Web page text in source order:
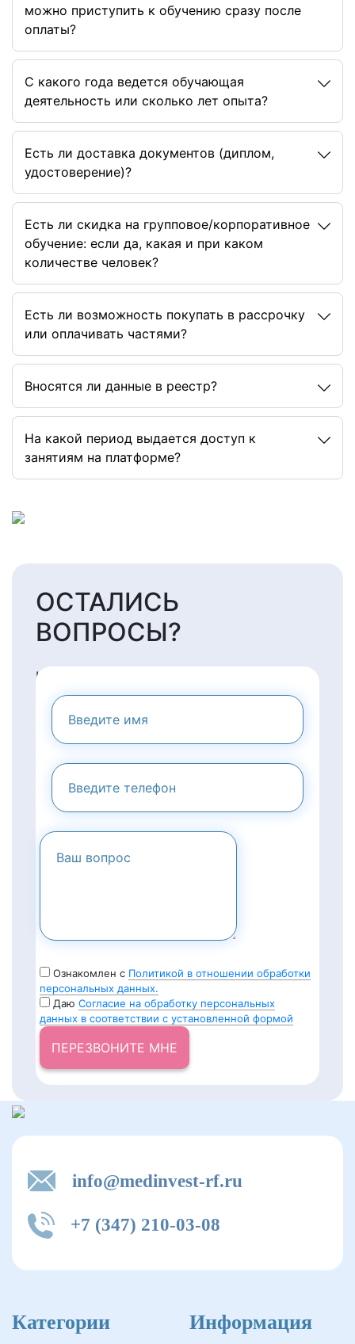
можно приступить к обучению сразу после
оплаты?
C какого года ведется обучающая
деятельность или сколько лет опыта?
Есть ли доставка документов (диплом,
удостоверение)?
Есть ли скидка на групповое/корпоративное
обучение: если да, какая и при каком
количестве человек?
Есть ли возможность покупать в рассрочку
или оплачивать частями?
Вносятся ли данные в реестр?
На какой период выдается доступ к
занятиям на платформе?
ОСТАЛИСЬ
ВОПРОСЫ?
НАПИШИТЕ НАМ И МЫ
ПРЕДОСТАВИМ ВАМ
КОНСУЛЬТАЦИЮ
Ознакомлен с Политикой в отношении обработки
персональных данных.
Даю Согласие на обработку персональных
данных в соответствии с установленной формой
ПЕРЕЗВОНИТЕ МНЕ
info@medinvest-rf.ru
+7 (347) 210-03-08
Категории Информация